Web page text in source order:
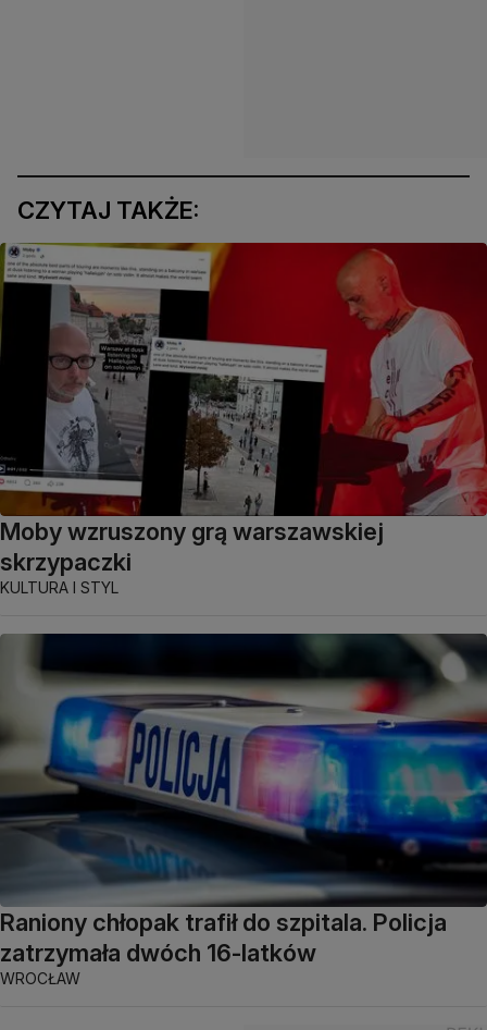
CZYTAJ TAKŻE:
Moby wzruszony grą warszawskiej
skrzypaczki
KULTURA I STYL
Raniony chłopak trafił do szpitala. Policja
zatrzymała dwóch 16-latków
WROCŁAW